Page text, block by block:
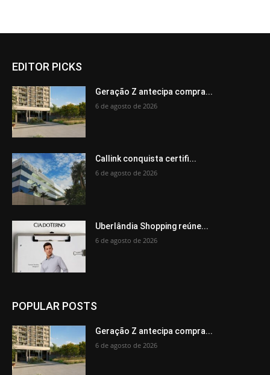
EDITOR PICKS
Geração Z antecipa compra...
6 de agosto de 2026
Callink conquista certifi...
6 de agosto de 2026
Uberlândia Shopping reúne...
6 de agosto de 2026
POPULAR POSTS
Geração Z antecipa compra...
6 de agosto de 2026